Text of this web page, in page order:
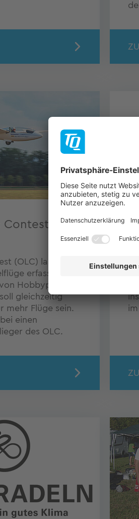
Contest für
(OLC) lassen
erfassen und
Hobbypiloten
gleichzeitig
mehr Flüge sein.
einen
des OLC.